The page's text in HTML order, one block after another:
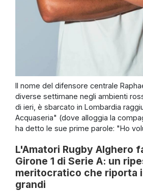
Il nome del difensore centrale
diverse settimane negli ambienti
di ieri, è sbarcato in Lombardia
Acquaseria" (dove alloggia la
ha detto le sue prime parole: "Ho
L'Amatori Rugby Alghero
Girone 1 di Serie A: un
meritocratico che riporta
grandi